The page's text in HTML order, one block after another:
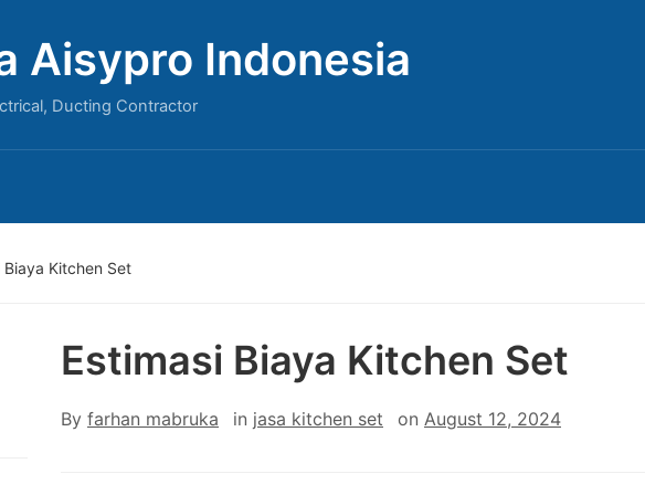
Aisypro Indonesia
Ducting Contractor
Biaya Kitchen Set
Estimasi Biaya Kitchen Set
By farhan mabruka in jasa kitchen set on August 12, 2024